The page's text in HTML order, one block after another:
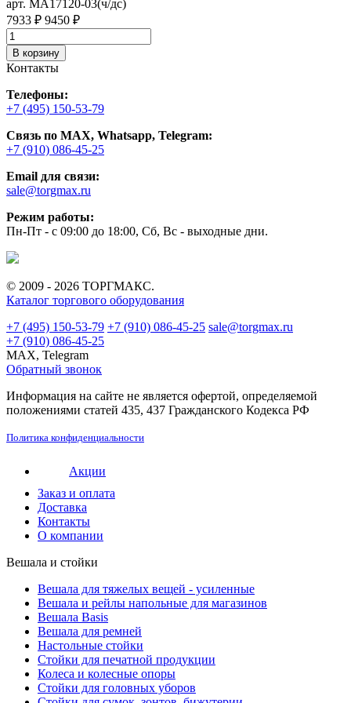
арт. MA17120-03(ч/дс)
7933 ₽ 9450 ₽
В корзину
Контакты
Телефоны:
+7 (495) 150-53-79
Связь по MAX, Whatsapp, Telegram:
+7 (910) 086-45-25
Email для связи:
sale@torgmax.ru
Режим работы:
Пн-Пт - с 09:00 до 18:00, Сб, Вс - выходные дни.
© 2009 - 2026 ТОРГМАКС.
Каталог торгового оборудования
+7 (495) 150-53-79 +7 (910) 086-45-25 sale@torgmax.ru
+7 (910) 086-45-25
MAX, Telegram
Обратный звонок
Информация на сайте не является офертой, определяемой
положениями статей 435, 437 Гражданского Кодекса РФ
Политика конфиденциальности
Акции
Заказ и оплата
Доставка
Контакты
О компании
Вешала и стойки
Вешала для тяжелых вещей - усиленные
Вешала и рейлы напольные для магазинов
Вешала Basis
Вешала для ремней
Настольные стойки
Стойки для печатной продукции
Колеса и колесные опоры
Стойки для головных уборов